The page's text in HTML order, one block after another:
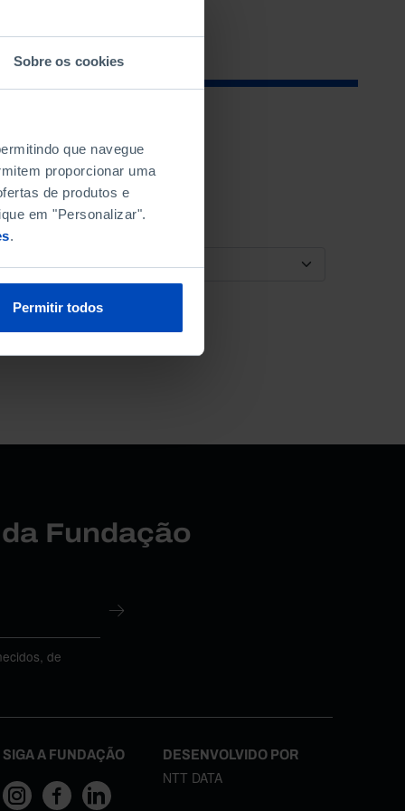
Sobre os cookies
que navegue
proporcionar uma
de produtos e
em "Personalizar".
.
Permitir todos
ORDENAR POR
Fundação
de
SIGA A FUNDAÇÃO DESENVOLVIDO POR
NTT DATA